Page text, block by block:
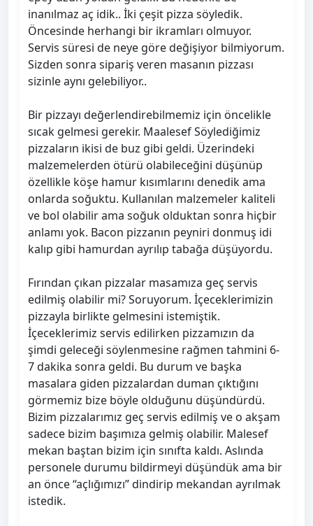
inanılmaz aç idik.. İki çeşit pizza söyledik.
Öncesinde herhangi bir ikramları olmuyor.
Servis süresi de neye göre değişiyor bilmiyorum.
Sizden sonra sipariş veren masanın pizzası
sizinle aynı gelebiliyor..
Bir pizzayı değerlendirebilmemiz için öncelikle
sıcak gelmesi gerekir. Maalesef Söylediğimiz
pizzaların ikisi de buz gibi geldi. Üzerindeki
malzemelerden ötürü olabileceğini düşünüp
özellikle köşe hamur kısımlarını denedik ama
onlarda soğuktu. Kullanılan malzemeler kaliteli
ve bol olabilir ama soğuk olduktan sonra hiçbir
anlamı yok. Bacon pizzanın peyniri donmuş idi
kalıp gibi hamurdan ayrılıp tabağa düşüyordu.
Fırından çıkan pizzalar masamıza geç servis
edilmiş olabilir mi? Soruyorum. İçeceklerimizin
pizzayla birlikte gelmesini istemiştik.
İçeceklerimiz servis edilirken pizzamızın da
şimdi geleceği söylenmesine rağmen tahmini 6-
7 dakika sonra geldi. Bu durum ve başka
masalara giden pizzalardan duman çıktığını
görmemiz bize böyle olduğunu düşündürdü.
Bizim pizzalarımız geç servis edilmiş ve o akşam
sadece bizim başımıza gelmiş olabilir. Malesef
mekan baştan bizim için sınıfta kaldı. Aslında
personele durumu bildirmeyi düşündük ama bir
an önce “açlığımızı” dindirip mekandan ayrılmak
istedik.